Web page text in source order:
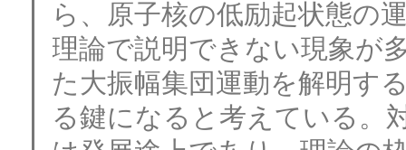
ら、原子核の低励起状態の
理論で説明できない現象が
た大振幅集団運動を解明す
る鍵になると考えている。